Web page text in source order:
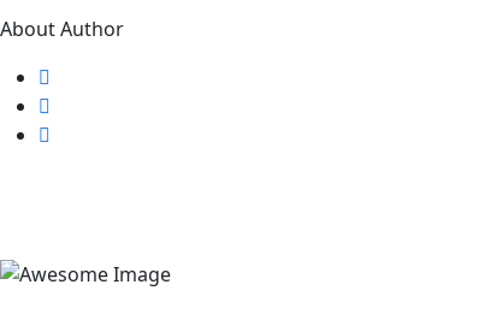
About Author